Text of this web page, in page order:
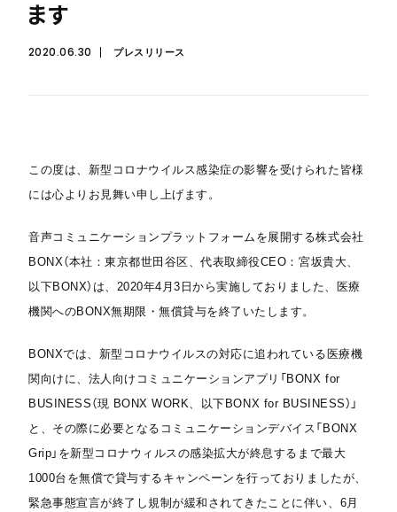
ます
2020.06.30 プレスリリース
この度は、新型コロナウイルス感染症の影響を受けられた皆様
には心よりお見舞い申し上げます。
音声コミュニケーションプラットフォームを展開する株式会社
BONX（本社：東京都世田谷区、代表取締役CEO：宮坂貴大、
以下BONX）は、2020年4月3日から実施しておりました、医療
機関へのBONX無期限・無償貸与を終了いたします。
BONXでは、新型コロナウイルスの対応に追われている医療機
関向けに、法人向けコミュニケーションアプリ「BONX for
BUSINESS（現 BONX WORK、以下BONX for BUSINESS）」
と、その際に必要となるコミュニケーションデバイス「BONX
Grip」を新型コロナウィルスの感染拡大が終息するまで最大
1000台を無償で貸与するキャンペーンを行っておりましたが、
緊急事態宣言が終了し規制が緩和されてきたことに伴い、6月